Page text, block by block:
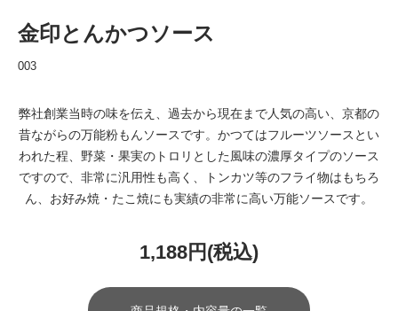
金印とんかつソース
003
弊社創業当時の味を伝え、過去から現在まで人気の高い、京都の
昔ながらの万能粉もんソースです。かつてはフルーツソースとい
われた程、野菜・果実のトロリとした風味の濃厚タイプのソース
ですので、非常に汎用性も高く、トンカツ等のフライ物はもちろ
ん、お好み焼・たこ焼にも実績の非常に高い万能ソースです。
1,188円(税込)